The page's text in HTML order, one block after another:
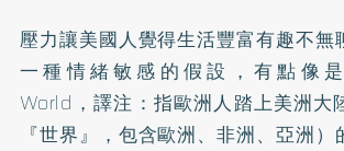
壓力讓美國人覺得生活豐富有趣不無
一種情緒敏感的假設，有點像
World，譯注：指歐洲人踏上美洲大
『世界』，包含歐洲、非洲、亞洲